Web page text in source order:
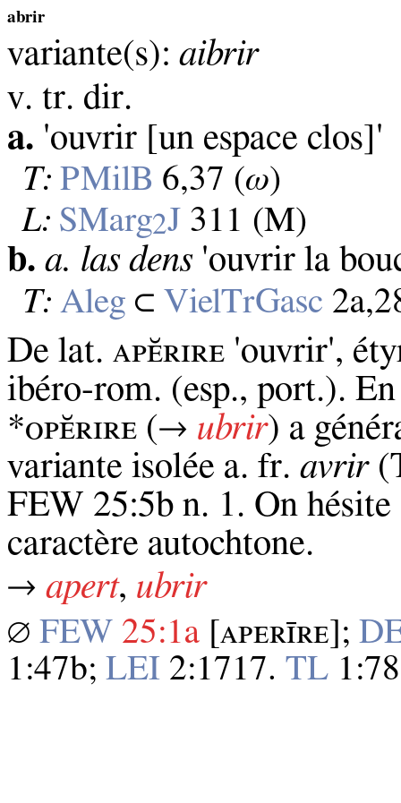
abrir
variante(s): aibrir
v. tr. dir.
a. 'ouvrir [un espace clos]'
T: PMilB 6,37 (ω)
L: SMarg2J 311 (M)
b. a. las dens'ouvrir la
T: Aleg ⊂VielTrGasc
De lat. ᴀᴘᴇ̆ʀɪʀᴇ 'ouvrir',
ibéro‑rom. (esp., port.).
*ᴏᴘᴇ̆ʀɪʀᴇ (→ ubrir) a
variante isolée a. fr. avrir
FEW 25:5b n. 1. On
caractère autochtone.
→ apert, ubrir
∅ FEW 25:1a [ᴀᴘᴇʀɪ̄ʀᴇ];
1:47b; LEI 2:1717. TL